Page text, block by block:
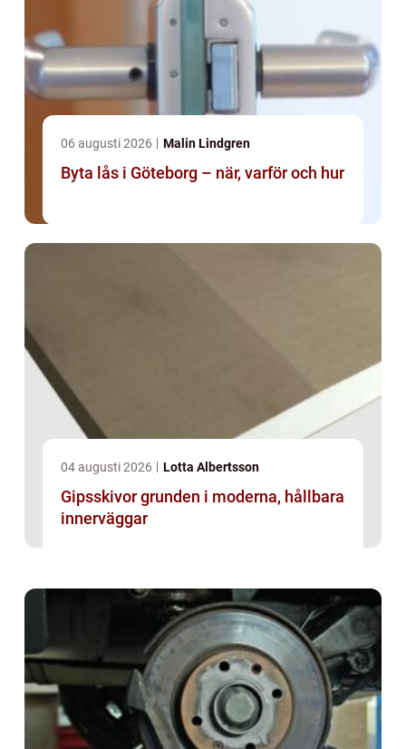
06 augusti 2026 Malin Lindgren
Byta lås i Göteborg – när, varför och hur
04 augusti 2026 Lotta Albertsson
Gipsskivor grunden i moderna, hållbara
innerväggar